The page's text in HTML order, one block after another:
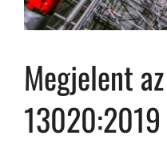
Megjelent
13020:2019